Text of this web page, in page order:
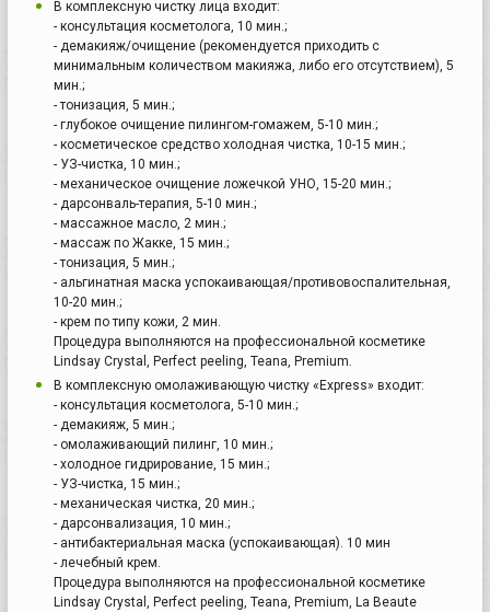
В комплексную чистку лица входит:
- консультация косметолога, 10 мин.;
- демакияж/очищение (рекомендуется приходить с
минимальным количеством макияжа, либо его отсутствием), 5
мин.;
- тонизация, 5 мин.;
- глубокое очищение пилингом-гомажем, 5-10 мин.;
- косметическое средство холодная чистка, 10-15 мин.;
- УЗ-чистка, 10 мин.;
- механическое очищение ложечкой УНО, 15-20 мин.;
- дарсонваль-терапия, 5-10 мин.;
- массажное масло, 2 мин.;
- массаж по Жакке, 15 мин.;
- тонизация, 5 мин.;
- альгинатная маска успокаивающая/противовоспалительная,
10-20 мин.;
- крем по типу кожи, 2 мин.
Процедура выполняются на профессиональной косметике
Lindsay Crystal, Perfect peeling, Teana, Premium.
В комплексную омолаживающую чистку «Express» входит:
- консультация косметолога, 5-10 мин.;
- демакияж, 5 мин.;
- омолаживающий пилинг, 10 мин.;
- холодное гидрирование, 15 мин.;
- УЗ-чистка, 15 мин.;
- механическая чистка, 20 мин.;
- дарсонвализация, 10 мин.;
- антибактериальная маска (успокаивающая). 10 мин
- лечебный крем.
Процедура выполняются на профессиональной косметике
Lindsay Crystal, Perfect peeling, Teana, Premium, La Beaute